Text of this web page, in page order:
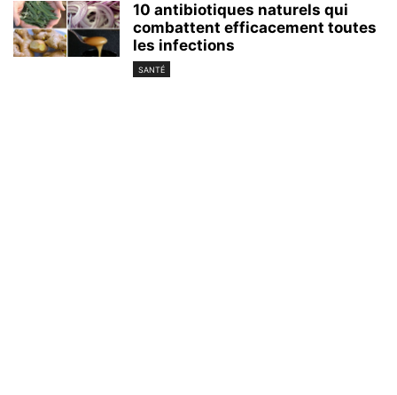
10 antibiotiques naturels qui
combattent efficacement toutes
les infections
SANTÉ